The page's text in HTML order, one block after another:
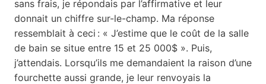
sans frais, je répondais par l’affirmative et leur
donnait un chiffre sur-le-champ. Ma réponse
ressemblait à ceci : « J’estime que le coût de la salle
de bain se situe entre 15 et 25 000$ ». Puis,
j’attendais. Lorsqu’ils me demandaient la raison d’une
fourchette aussi grande, je leur renvoyais la